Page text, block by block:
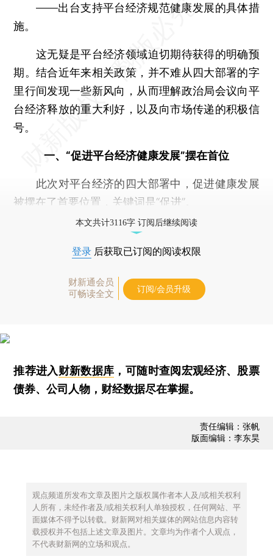
——出台支持平台经济规范健康发展的具体措
施。
这无疑是平台经济领域迫切期待获得的明确预
期。结合近年来相关政策，并不难从四大部署的字
里行间发现一些新风向，从而理解政治局会议向平
台经济释放的重大利好，以及向市场传递的积极信
号。
一、“促进平台经济健康发展”摆在首位
此次对平台经济的四大部署中，促进健康发展
被摆在了首要位置，关键词是“促进”。
本文共计3116字 订阅后继续阅读
登录 后获取已订阅的阅读权限
财新通会员
可畅读全文
订阅/会员升级
推荐进入财新数据库 ，可随时查阅宏观经济、股票
债券、公司人物，财经数据尽在掌握。
责任编辑：张帆
版面编辑：李东昊
观点频道所发布文章及图片之版权属作者本人及/或相关权利
人所有，未经作者及/或相关权利人单独授权，任何网站、平
面媒体不得予以转载。财新网对相关媒体的网站信息内容转
载授权并不包括上述文章及图片。文章均为作者个人观点，
不代表财新网的立场和观点。